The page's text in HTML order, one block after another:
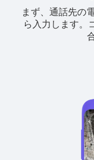
まず、通話先の
ら入力します。